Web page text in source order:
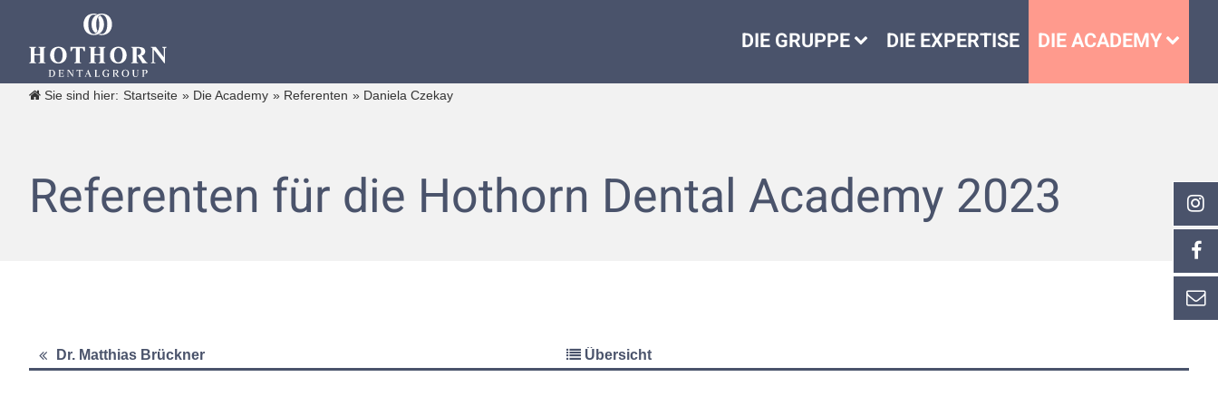
DIE GRUPPE DIE EXPERTISE DIE ACADEMY
Sie sind hier: Startseite » Die Academy » Referenten » Daniela Czekay
Referenten für die Hothorn Dental Academy 2023
Dr. Matthias Brückner Übersicht